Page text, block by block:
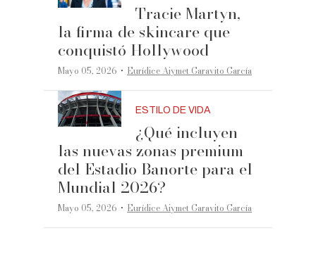
Tracie Martyn,
la firma de skincare que
conquistó Hollywood
Mayo 05, 2026 ·Eurídice Aiymet Garavito García
ESTILO DE VIDA
¿Qué incluyen
las nuevas zonas premium
del Estadio Banorte para el
Mundial 2026?
Mayo 05, 2026 ·Eurídice Aiymet Garavito García